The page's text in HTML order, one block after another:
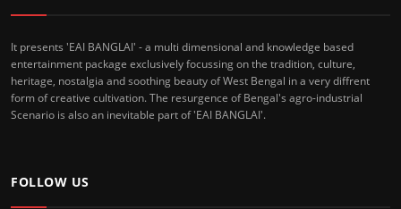
It presents 'EAI BANGLAI' - a multi dimensional and knowledge based
entertainment package exclusively focussing on the tradition, culture,
heritage, nostalgia and soothing beauty of West Bengal in a very diffrent
form of creative cultivation. The resurgence of Bengal's agro-industrial
Scenario is also an inevitable part of 'EAI BANGLAI'.
FOLLOW US